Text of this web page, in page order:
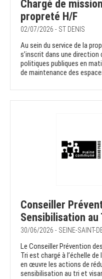
Chargé de
propreté H/F
02/07/2026 - ST DENIS
Au sein du service de la
s’inscrit dans une direction
politiques publiques en
de maintenance des
Conseiller
Sensibilisation au
30/06/2026 - SEINE-SAINT-
Le Conseiller Prévention
Tri est chargé à l’échelle
en œuvre les actions de
sensibilisation au tri et